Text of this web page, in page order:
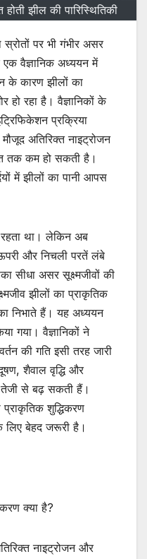
झील की पारिस्थितिकी
पर भी गंभीर असर
वैज्ञानिक अध्ययन में
के कारण झीलों का
हो रहा है। वैज्ञानिकों के
प्रक्रिया
अतिरिक्त नाइट्रोजन
तक कम हो सकती है।
में झीलों का पानी आपस
था। लेकिन अब
और निचली परतें लंबे
सीधा असर सूक्ष्मजीवों की
झीलों का प्राकृतिक
निभाते हैं। यह अध्ययन
गया। वैज्ञानिकों ने
की गति इसी तरह जारी
शैवाल वृद्धि और
से बढ़ सकती हैं।
प्राकृतिक शुद्धिकरण
बेहद जरूरी है।
क्या है?
नाइट्रोजन और